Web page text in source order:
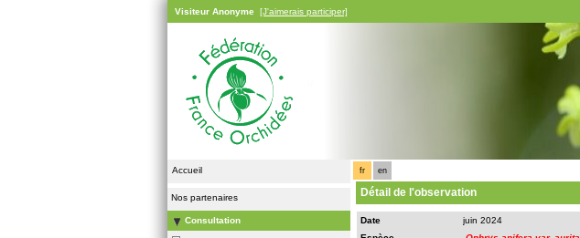
Visiteur Anonyme [J'aimerais participer]
Accueil
Nos partenaires
Consultation
fr en
Détail de l'observation
Date
juin 2024